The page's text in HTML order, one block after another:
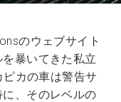
のウェブサイト
暴いてきた私立
カの車は警告サ
、そのレベルの